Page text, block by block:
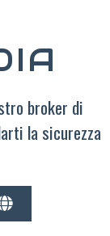
broker di
la sicurezza